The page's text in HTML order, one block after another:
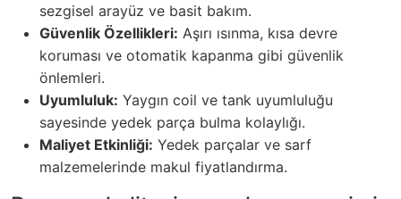
sezgisel arayüz ve basit bakım.
Güvenlik Özellikleri: Aşırı ısınma, kısa devre
koruması ve otomatik kapanma gibi güvenlik
önlemleri.
Uyumluluk: Yaygın coil ve tank uyumluluğu
sayesinde yedek parça bulma kolaylığı.
Maliyet Etkinliği: Yedek parçalar ve sarf
malzemelerinde makul fiyatlandırma.